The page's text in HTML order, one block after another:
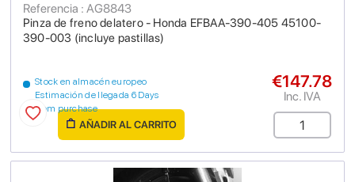
Pinza de freno delatero - Honda EFBAA-390-405 45100-
390-003 (incluye pastillas)
Referencia : AG8843
Stock en almacén europeo
Estimación de llegada 6 Days
from purchase
€147.78
Inc. IVA
AÑADIR AL CARRITO